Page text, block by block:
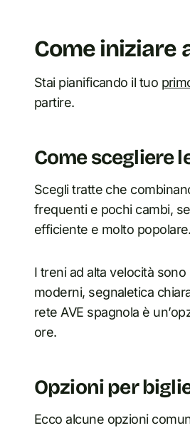
Come iniziare
Stai pianificando il tuo
partire.
Come scegliere
Scegli tratte che
frequenti e pochi cambi,
efficiente e molto popolare.
I treni ad alta velocità
moderni, segnaletica
rete AVE spagnola è
ore.
Opzioni per
Ecco alcune opzioni